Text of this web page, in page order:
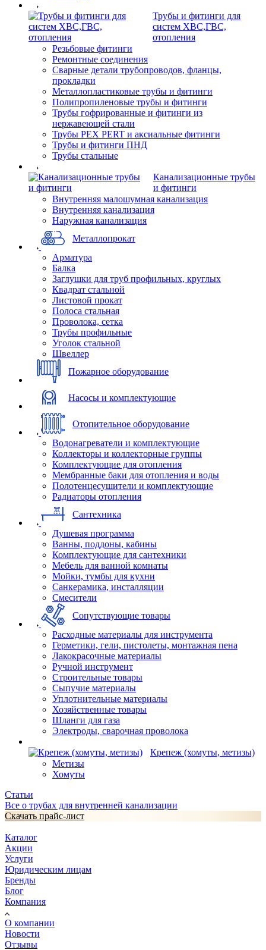
Трубы и фитинги для
систем ХВС,ГВС,
отопления
Резьбовые фитинги
Ремонтные соединения
Сварные детали трубопроводов, фланцы,
прокладки
Металлопластиковые трубы и фитинги
Полипропиленовые трубы и фитинги
Трубы гофрированные и фитинги из
нержавеющей стали
Трубы PEX PERT и аксиальные фитинги
Трубы и фитинги ПНД
Трубы стальные
Канализационные трубы
и фитинги
Внутренняя малошумная канализация
Внутренняя канализация
Наружная канализация
Металлопрокат
Арматура
Балка
Заглушки для труб профильных, круглых
Квадрат стальной
Листовой прокат
Полоса стальная
Проволока, сетка
Трубы профильные
Уголок стальной
Швеллер
Пожарное оборудование
Насосы и комплектующие
Отопительное оборудование
Водонагреватели и комплектующие
Коллекторы и коллекторные группы
Комплектующие для отопления
Мембранные баки для отопления и воды
Полотенцесушители и комплектующие
Радиаторы отопления
Сантехника
Душевая программа
Ванны, поддоны, кабины
Комплектующие для сантехники
Мебель для ванной комнаты
Мойки, тумбы для кухни
Санкерамика, инсталляции
Смесители
Сопутствующие товары
Расходные материалы для инструмента
Герметики, гели, пистолеты, монтажная пена
Лакокрасочные материалы
Ручной инструмент
Строительные товары
Сыпучие материалы
Уплотнительные материалы
Хозяйственные товары
Шланги для газа
Электроды, сварочная проволока
Крепеж (хомуты, метизы)
Метизы
Хомуты
Статьи
Все о трубах для внутренней канализации
Скачать прайс-лист
Каталог
Акции
Услуги
Юридическим лицам
Бренды
Блог
Компания
О компании
Новости
Отзывы